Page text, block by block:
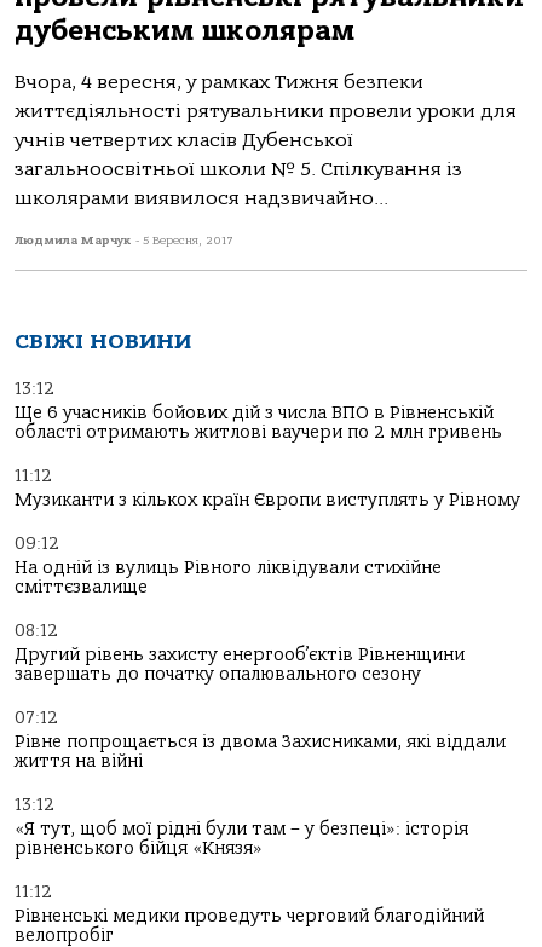
дубенським школярам
Вчора, 4 вересня, у рамках Тижня безпеки
життєдіяльності рятувальники провели уроки для
учнів четвертих класів Дубенської
загальноосвітньої школи № 5. Спілкування із
школярами виявилося надзвичайно...
Людмила Марчук - 5 Вересня, 2017
СВІЖІ НОВИНИ
13:12
Ще 6 учасників бойових дій з числа ВПО в Рівненській
області отримають житлові ваучери по 2 млн гривень
11:12
Музиканти з кількох країн Європи виступлять у Рівному
09:12
На одній із вулиць Рівного ліквідували стихійне
сміттєзвалище
08:12
Другий рівень захисту енергооб’єктів Рівненщини
завершать до початку опалювального сезону
07:12
Рівне попрощається із двома Захисниками, які віддали
життя на війні
13:12
«Я тут, щоб мої рідні були там – у безпеці»: історія
рівненського бійця «Князя»
11:12
Рівненські медики проведуть черговий благодійний
велопробіг